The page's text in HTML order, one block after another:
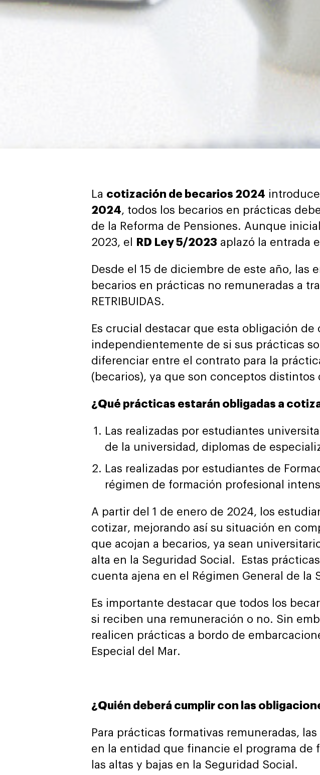
La cotización de becarios 2024
2024, todos los becarios en prácticas
de la Reforma de Pensiones. Aunque
2023, el
RD Ley 5/2023 aplazó la entrada
Desde el 15 de diciembre de este año, las
becarios en prácticas no remuneradas a
RETRIBUIDAS.
Es crucial destacar que esta obligación
independientemente de si sus prácticas
diferenciar entre el contrato para la
(becarios), ya que son conceptos
¿Qué prácticas estarán obligadas a
Las realizadas por estudiantes
de la universidad, diplomas de
Las realizadas por estudiantes de
régimen de formación profesional
A partir del 1 de enero de 2024, los
cotizar, mejorando así su situación en
que acojan a becarios, ya sean
alta en la Seguridad Social. Estas
cuenta ajena en el Régimen General de la
Es importante destacar que todos los
si reciben una remuneración o no. Sin
realicen prácticas a bordo de
Especial del Mar.
¿Quién deberá cumplir con las
Para prácticas formativas remuneradas,
en la entidad que financie el programa de
las altas y bajas en la Seguridad Social.